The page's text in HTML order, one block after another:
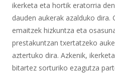
ikerketa eta hortik eratorria
dauden aukerak azalduko dira.
emaitzek hizkuntza eta
prestakuntzan txertatzeko
aztertuko dira. Azkenik,
bitartez sorturiko ezagutza